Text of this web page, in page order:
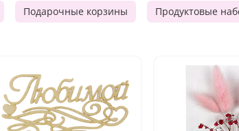
Подарочные корзины Продуктовые